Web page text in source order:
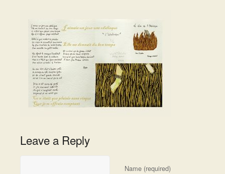
Leave a Reply
Name (required)